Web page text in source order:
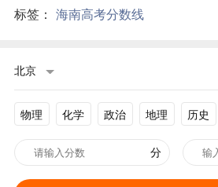
标签： 海南高考分数线
北京
物理 化学 政治 地理 历史
分